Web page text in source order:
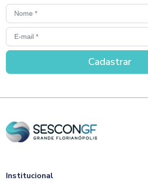
Institucional